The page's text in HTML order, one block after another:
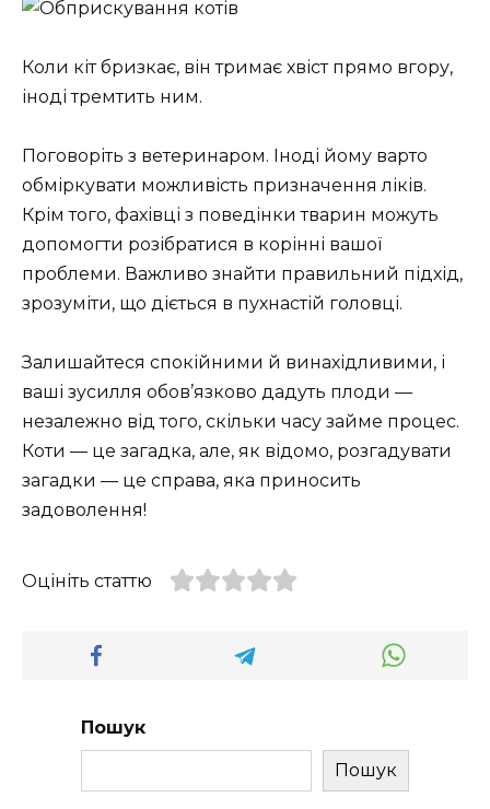
Коли кіт бризкає, він тримає хвіст прямо вгору,
іноді тремтить ним.
Поговоріть з ветеринаром. Іноді йому варто
обміркувати можливість призначення ліків.
Крім того, фахівці з поведінки тварин можуть
допомогти розібратися в корінні вашої
проблеми. Важливо знайти правильний підхід,
зрозуміти, що діється в пухнастій головці.
Залишайтеся спокійними й винахідливими, і
ваші зусилля обов’язково дадуть плоди —
незалежно від того, скільки часу займе процес.
Коти — це загадка, але, як відомо, розгадувати
загадки — це справа, яка приносить
задоволення!
Оцініть статтю
Пошук
Пошук